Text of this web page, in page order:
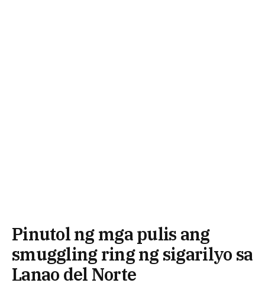
Pinutol ng mga pulis ang
smuggling ring ng sigarilyo sa
Lanao del Norte